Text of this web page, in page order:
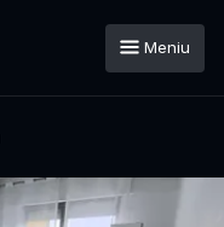
Meniu